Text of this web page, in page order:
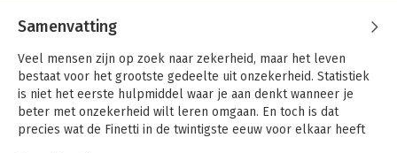
Samenvatting
Veel mensen zijn op zoek naar zekerheid, maar het leven
bestaat voor het grootste gedeelte uit onzekerheid. Statistiek
is niet het eerste hulpmiddel waar je aan denkt wanneer je
beter met onzekerheid wilt leren omgaan. En toch is dat
precies wat de Finetti in de twintigste eeuw voor elkaar heeft